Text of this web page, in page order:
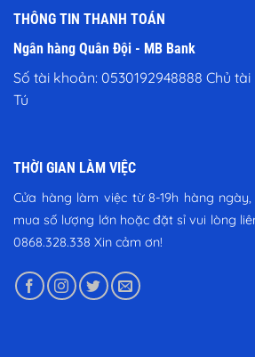
THÔNG TIN THANH TOÁN
Ngân hàng Quân Đội - MB Bank
Số tài khoản: 0530192948888 Chủ
Tú
THỜI GIAN LÀM VIỆC
Cửa hàng làm việc từ 8-19h hàng
mua số lượng lớn hoặc đặt sỉ vui lòng
0868.328.338 Xin cảm ơn!